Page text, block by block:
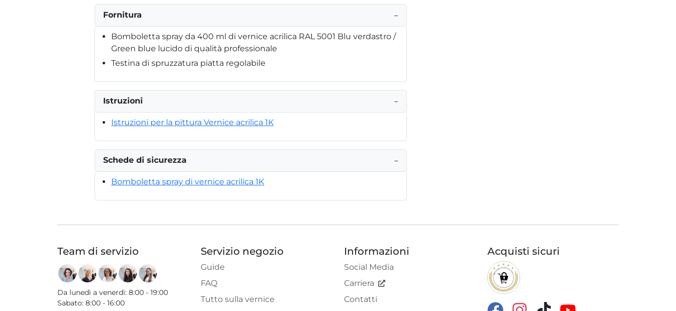
Fornitura −
Bomboletta spray da 400 ml di vernice acrilica RAL 5001 Blu verdastro /
Green blue lucido di qualità professionale
Testina di spruzzatura piatta regolabile
Istruzioni −
Istruzioni per la pittura Vernice acrilica 1K
Schede di sicurezza −
Bomboletta spray di vernice acrilica 1K
Team di servizio
Da lunedì a venerdì: 8:00 - 19:00
Sabato: 8:00 - 16:00
Servizio negozio
Guide
FAQ
Tutto sulla vernice
Informazioni
Social Media
Carriera
Contatti
Acquisti sicuri